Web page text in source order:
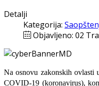
Detalji
Kategorija:
Objavljeno: 02
Na osnovu zakonskih ovlasti
COVID-19 (koronavirus),